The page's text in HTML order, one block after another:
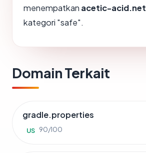
menempatkan acetic-acid.net
kategori "safe".
Domain Terkait
gradle.properties
US 90/100